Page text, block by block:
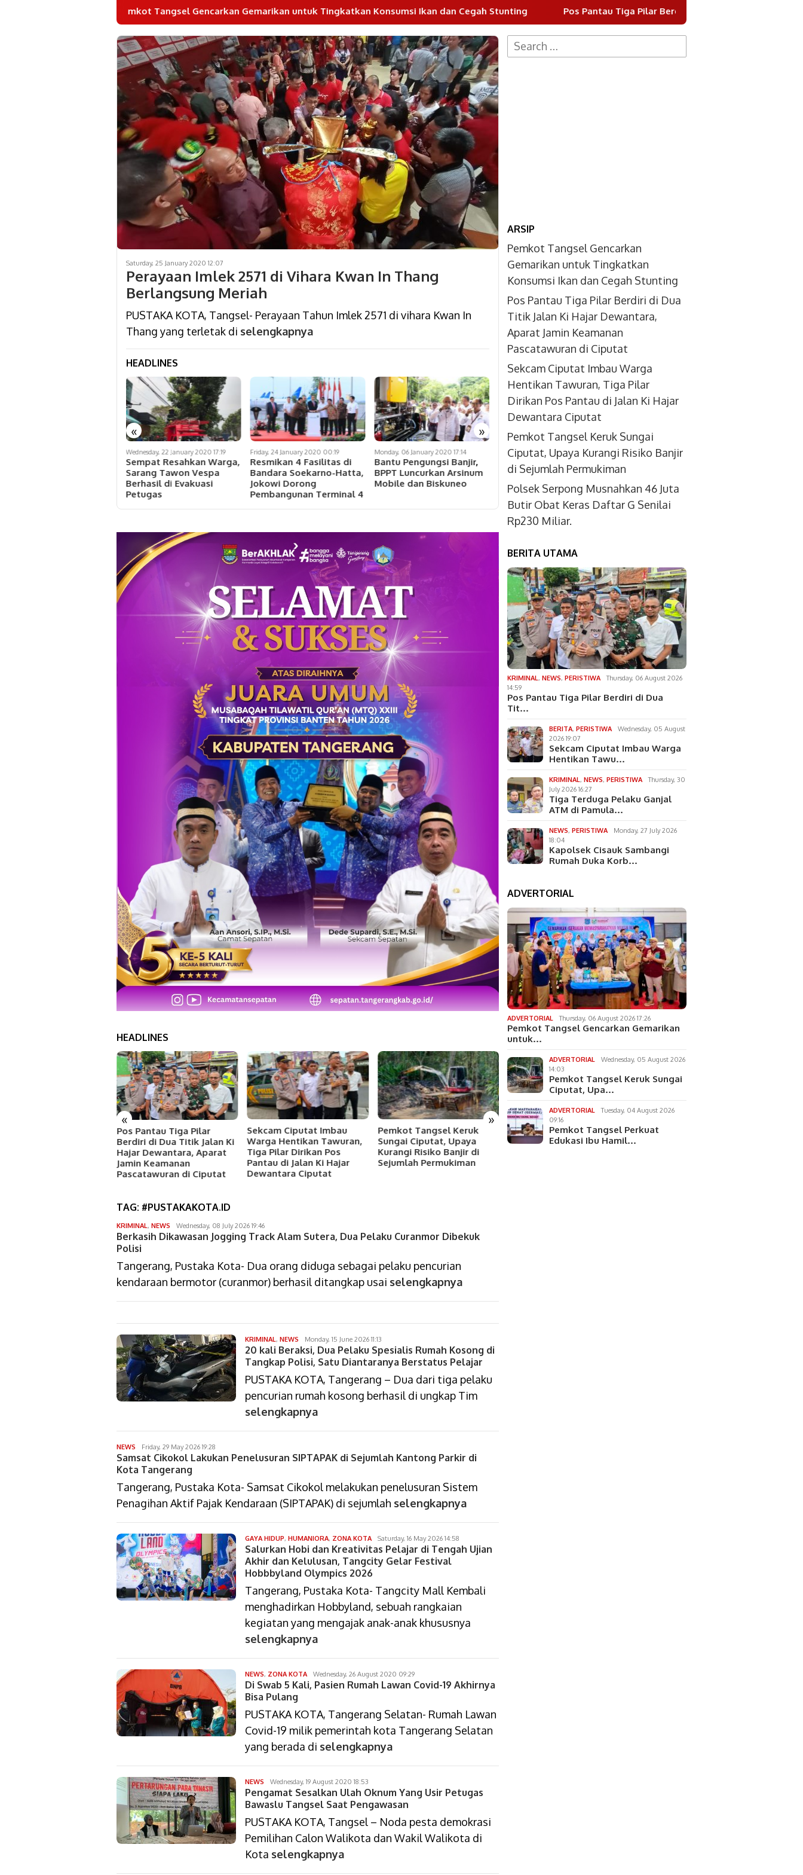
Pemkot Tangsel Gencarkan Gemarikan untuk Tingkatkan Konsumsi Ikan dan Cegah Stunting Pos Pantau Tiga Pilar Berdiri di Dua Titik Jalan Ki Hajar Dewantara, Aparat
Saturday, 25 January 2020 12:07
Perayaan Imlek 2571 di Vihara Kwan In Thang
Berlangsung Meriah
PUSTAKA KOTA, Tangsel- Perayaan Tahun Imlek 2571 di vihara Kwan In
Thang yang terletak di selengkapnya
HEADLINES
« »
Wednesday, 22 January 2020 17:19
Sempat Resahkan Warga,
Sarang Tawon Vespa
Berhasil di Evakuasi
Petugas
Friday, 24 January 2020 00:19
Resmikan 4 Fasilitas di
Bandara Soekarno-Hatta,
Jokowi Dorong
Pembangunan Terminal 4
Monday, 06 January 2020 17:14
Bantu Pengungsi Banjir,
BPPT Luncurkan Arsinum
Mobile dan Biskuneo
Thursday, 16 January 2020 15:29
Puluhan Sekolah se-
Tangerang Raya Turut
Berpartisipasi di ALIF
2020
Wednesday, 22 January 2020 17:19
Sempat Resahkan Warga,
Sarang Tawon Vespa
Berhasil di Evakuasi
Petugas
HEADLINES
« »
Pos Pantau Tiga Pilar
Berdiri di Dua Titik Jalan Ki
Hajar Dewantara, Aparat
Jamin Keamanan
Pascatawuran di Ciputat
Sekcam Ciputat Imbau
Warga Hentikan Tawuran,
Tiga Pilar Dirikan Pos
Pantau di Jalan Ki Hajar
Dewantara Ciputat
Pemkot Tangsel Keruk
Sungai Ciputat, Upaya
Kurangi Risiko Banjir di
Sejumlah Permukiman
Polsek Serpong
Musnahkan 46 Juta Butir
Pemkot Tangsel
TAG: #PUSTAKAKOTA.ID
KRIMINAL, NEWS dimas
arif
Wednesday, 08 July 2026 19:46
Berkasih Dikawasan Jogging Track Alam Sutera, Dua Pelaku Curanmor Dibekuk
Polisi
Tangerang, Pustaka Kota- Dua orang diduga sebagai pelaku pencurian
kendaraan bermotor (curanmor) berhasil ditangkap usai selengkapnya
KRIMINAL, NEWS dimas
arif
setiawan
Monday, 15 June 2026 11:13
20 kali Beraksi, Dua Pelaku Spesialis Rumah Kosong di
Tangkap Polisi, Satu Diantaranya Berstatus Pelajar
PUSTAKA KOTA, Tangerang – Dua dari tiga pelaku
pencurian rumah kosong berhasil di ungkap Tim
selengkapnya
NEWS dimas
arif
setiawan
Friday, 29 May 2026 19:28
Samsat Cikokol Lakukan Penelusuran SIPTAPAK di Sejumlah Kantong Parkir di
Kota Tangerang
Tangerang, Pustaka Kota- Samsat Cikokol melakukan penelusuran Sistem
Penagihan Aktif Pajak Kendaraan (SIPTAPAK) di sejumlah selengkapnya
GAYA HIDUP, HUMANIORA, ZONA KOTAdimas
arif
setiawan
Saturday, 16 May 2026 14:58
Salurkan Hobi dan Kreativitas Pelajar di Tengah Ujian
Akhir dan Kelulusan, Tangcity Gelar Festival
Hobbbyland Olympics 2026
Tangerang, Pustaka Kota- Tangcity Mall Kembali
menghadirkan Hobbyland, sebuah rangkaian
kegiatan yang mengajak anak-anak khususnya
selengkapnya
NEWS, ZONA KOTAdimas
arif
setiawan
Wednesday, 26 August 2020 09:29
Di Swab 5 Kali, Pasien Rumah Lawan Covid-19 Akhirnya
Bisa Pulang
PUSTAKA KOTA, Tangerang Selatan- Rumah Lawan
Covid-19 milik pemerintah kota Tangerang Selatan
yang berada di selengkapnya
NEWS dimas
arif
setiawan
Wednesday, 19 August 2020 18:53
Pengamat Sesalkan Ulah Oknum Yang Usir Petugas
Bawaslu Tangsel Saat Pengawasan
PUSTAKA KOTA, Tangsel – Noda pesta demokrasi
Pemilihan Calon Walikota dan Wakil Walikota di
Kota selengkapnya
Search
for:
ARSIP
Pemkot Tangsel Gencarkan
Gemarikan untuk Tingkatkan
Konsumsi Ikan dan Cegah Stunting
Pos Pantau Tiga Pilar Berdiri di Dua
Titik Jalan Ki Hajar Dewantara,
Aparat Jamin Keamanan
Pascatawuran di Ciputat
Sekcam Ciputat Imbau Warga
Hentikan Tawuran, Tiga Pilar
Dirikan Pos Pantau di Jalan Ki Hajar
Dewantara Ciputat
Pemkot Tangsel Keruk Sungai
Ciputat, Upaya Kurangi Risiko Banjir
di Sejumlah Permukiman
Polsek Serpong Musnahkan 46 Juta
Butir Obat Keras Daftar G Senilai
Rp230 Miliar.
BERITA UTAMA
KRIMINAL,NEWS,PERISTIWA
Thursday, 06 August 2026
14:59
Pos Pantau Tiga Pilar Berdiri di Dua
Tit…
BERITA,PERISTIWA
Wednesday, 05 August
2026 19:07
Sekcam Ciputat Imbau Warga
Hentikan Tawu…
KRIMINAL,NEWS,PERISTIWA
Thursday, 30
July 2026 16:27
Tiga Terduga Pelaku Ganjal
ATM di Pamula…
NEWS,PERISTIWA
Monday, 27 July 2026
18:04
Kapolsek Cisauk Sambangi
Rumah Duka Korb…
ADVERTORIAL
ADVERTORIAL Thursday, 06 August 2026 17:26
Pemkot Tangsel Gencarkan Gemarikan
untuk…
ADVERTORIAL
Wednesday, 05 August 2026
14:03
Pemkot Tangsel Keruk Sungai
Ciputat, Upa…
ADVERTORIAL
Tuesday, 04 August 2026
09:16
Pemkot Tangsel Perkuat
Edukasi Ibu Hamil…